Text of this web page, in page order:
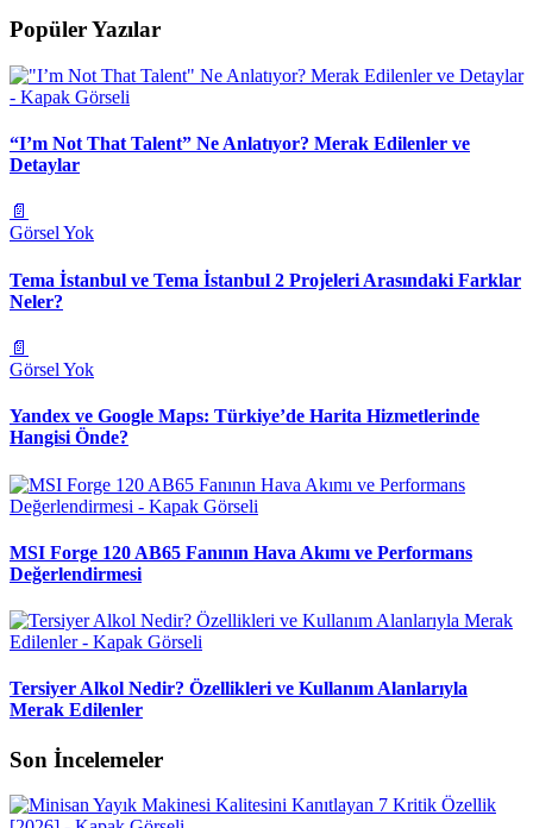
Popüler Yazılar
“I’m Not That Talent” Ne Anlatıyor? Merak Edilenler ve
Detaylar
📄
Görsel Yok
Tema İstanbul ve Tema İstanbul 2 Projeleri Arasındaki Farklar
Neler?
📄
Görsel Yok
Yandex ve Google Maps: Türkiye’de Harita Hizmetlerinde
Hangisi Önde?
MSI Forge 120 AB65 Fanının Hava Akımı ve Performans
Değerlendirmesi
Tersiyer Alkol Nedir? Özellikleri ve Kullanım Alanlarıyla
Merak Edilenler
Son İncelemeler